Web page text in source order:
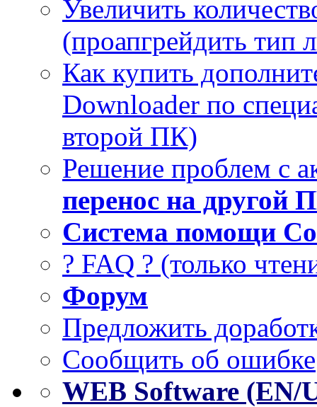
Увеличить
(проапгрейдить тип
Как купить
Downloader по
второй ПК)
Решение проблем с
перенос на другой
Система помощи
? FAQ ? (только
Форум
Предложить
Сообщить об ошибке
WEB Software (EN/